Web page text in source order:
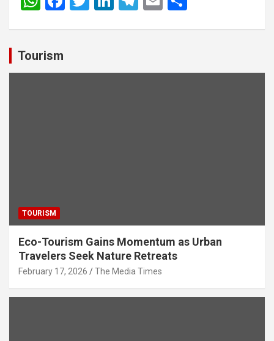
s
A o
n
a
Tourism
TOURISM
Eco-Tourism Gains Momentum as Urban
Travelers Seek Nature Retreats
February 17, 2026 The Media Times